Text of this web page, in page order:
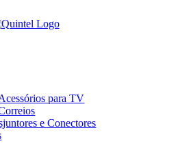
para TV
e Conectores